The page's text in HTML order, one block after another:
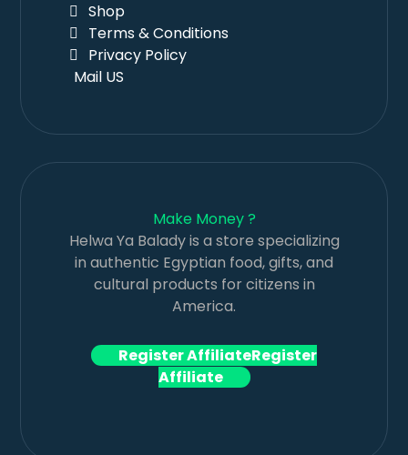
Shop
Terms & Conditions
Privacy Policy
Mail US
Make Money ?
Helwa Ya Balady is a store specializing
in authentic Egyptian food, gifts, and
cultural products for citizens in
America.
Register AffiliateRegister
Affiliate